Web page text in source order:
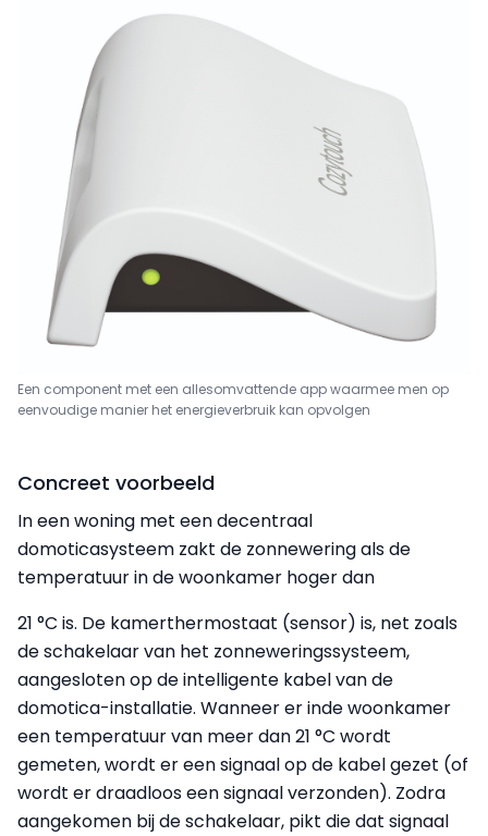
Een component met een alles­omvattende app waarmee men op
eenvoudige manier het energieverbruik kan opvolgen
Concreet voorbeeld
In een woning met een decentraal
domoticasysteem zakt de zonnewering als de
temperatuur in de woonkamer hoger dan
21 °C is. De kamerthermostaat (sensor) is, net zoals
de schakelaar van het zonneweringssysteem,
aangesloten op de intelligente kabel van de
domotica-installatie. Wanneer er inde woonkamer
een temperatuur van meer dan 21 °C wordt
gemeten, wordt er een signaal op de kabel gezet (of
wordt er draadloos een signaal verzonden). Zodra
aangekomen bij de schakelaar, pikt die dat signaal